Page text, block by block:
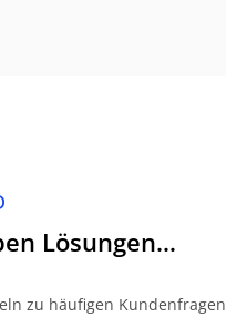
Lösungen…
zu häufigen Kundenfragen